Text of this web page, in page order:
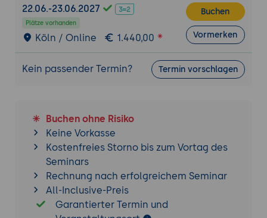
6. Security (Authentifizierung und
Berechtigungen)
Login-Module (HashLoginService,
JDBCLoginService, JAASLoginService)
BASIC, FORM und Bearer-Token-
OpenID Connect und OAuth2-Anbindung
im Überblick
7. Embedded-Jetty in Spring Boot
Spring Boot mit Jetty statt Tomcat
(spring-boot-starter-jetty)
Konfigurations-Wege über
22.06.-23.06.2027
Plätze vorhanden
Köln / Online 1.440,00
Buchen
Vormerken
Kein passender Termin? Termin vorschlagen
Buchen ohne Risiko
Keine Vorkasse
Kostenfreies Storno bis zum Vortag des
Seminars
Rechnung nach erfolgreichem Seminar
All-Inclusive-Preis
Garantierter Termin und